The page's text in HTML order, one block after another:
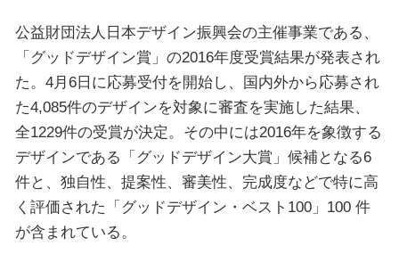
公益財団法人日本デザイン振興会の主催事業である、
「グッドデザイン賞」の2016年度受賞結果が発表され
た。4月6日に応募受付を開始し、国内外から応募され
た4,085件のデザインを対象に審査を実施した結果、
全1229件の受賞が決定。その中には2016年を象徴する
デザインである「グッドデザイン大賞」候補となる6
件と、独自性、提案性、審美性、完成度などで特に高
く評価された「グッドデザイン・ベスト100」100 件
が含まれている。